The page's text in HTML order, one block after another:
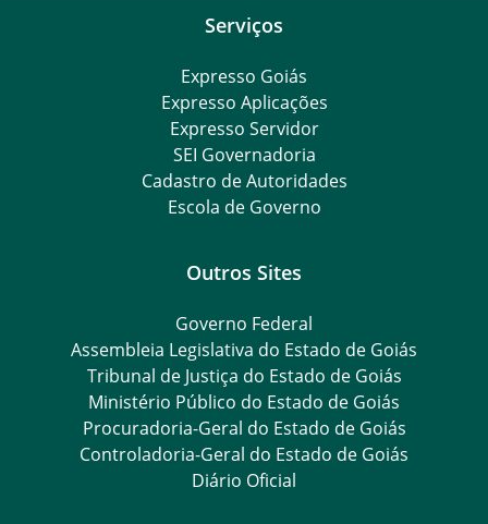
Serviços
Expresso Goiás
Expresso Aplicações
Expresso Servidor
SEI Governadoria
Cadastro de Autoridades
Escola de Governo
Outros Sites
Governo Federal
Assembleia Legislativa do Estado de Goiás
Tribunal de Justiça do Estado de Goiás
Ministério Público do Estado de Goiás
Procuradoria-Geral do Estado de Goiás
Controladoria-Geral do Estado de Goiás
Diário Oficial